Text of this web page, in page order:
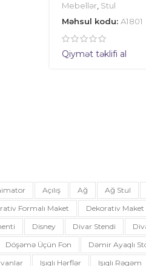
Mebellər, Stul
Məhsul kodu: A1801
Qiymət təklifi al
Açılış Ağ Ağ Stul
Formalı Maket
Dekorativ Maket
Disney Divar Stendi
Döşəmə Üçün Fon
Dəmir Ayaqlı
Işıqlı Hərflər Işıqlı Rəgəm